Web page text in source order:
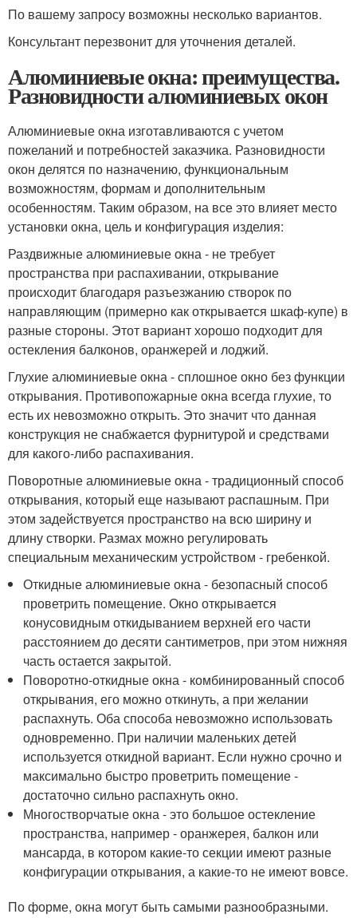
По вашему запросу возможны несколько вариантов.
Консультант перезвонит для уточнения деталей.
Алюминиевые окна: преимущества.
Разновидности алюминиевых окон
Алюминиевые окна изготавливаются с учетом
пожеланий и потребностей заказчика. Разновидности
окон делятся по назначению, функциональным
возможностям, формам и дополнительным
особенностям. Таким образом, на все это влияет место
установки окна, цель и конфигурация изделия:
Раздвижные алюминиевые окна - не требует
пространства при распахивании, открывание
происходит благодаря разъезжанию створок по
направляющим (примерно как открывается шкаф-купе) в
разные стороны. Этот вариант хорошо подходит для
остекления балконов, оранжерей и лоджий.
Глухие алюминиевые окна - сплошное окно без функции
открывания. Противопожарные окна всегда глухие, то
есть их невозможно открыть. Это значит что данная
конструкция не снабжается фурнитурой и средствами
для какого-либо распахивания.
Поворотные алюминиевые окна - традиционный способ
открывания, который еще называют распашным. При
этом задействуется пространство на всю ширину и
длину створки. Размах можно регулировать
специальным механическим устройством - гребенкой.
Откидные алюминиевые окна - безопасный способ
проветрить помещение. Окно открывается
конусовидным откидыванием верхней его части
расстоянием до десяти сантиметров, при этом нижняя
часть остается закрытой.
Поворотно-откидные окна - комбинированный способ
открывания, его можно откинуть, а при желании
распахнуть. Оба способа невозможно использовать
одновременно. При наличии маленьких детей
используется откидной вариант. Если нужно срочно и
максимально быстро проветрить помещение -
достаточно сильно распахнуть окно.
Многостворчатые окна - это большое остекление
пространства, например - оранжерея, балкон или
мансарда, в котором какие-то секции имеют разные
конфигурации открывания, а какие-то не имеют вовсе.
По форме, окна могут быть самыми разнообразными.